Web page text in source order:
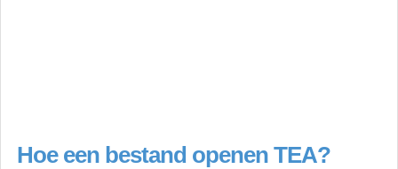
Hoe een bestand openen TEA?